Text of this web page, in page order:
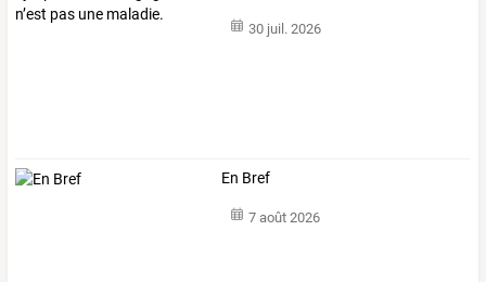
30 juil. 2026
En Bref
7 août 2026